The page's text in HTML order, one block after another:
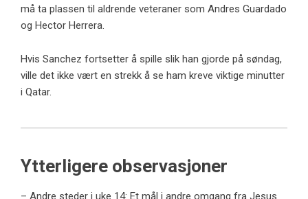
må ta plassen til aldrende veteraner som Andres Guardado
og Hector Herrera.
Hvis Sanchez fortsetter å spille slik han gjorde på søndag,
ville det ikke vært en strekk å se ham kreve viktige minutter
i Qatar.
Ytterligere observasjoner
– Andre steder i uke 14: Et mål i andre omgang fra Jesus